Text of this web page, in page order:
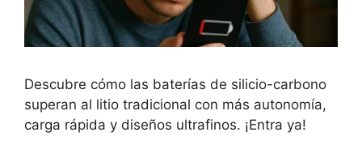
Descubre cómo las baterías de silicio-carbono
superan al litio tradicional con más autonomía,
carga rápida y diseños ultrafinos. ¡Entra ya!